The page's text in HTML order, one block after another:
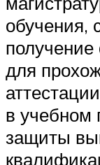
получение
для
в учебном
защиты